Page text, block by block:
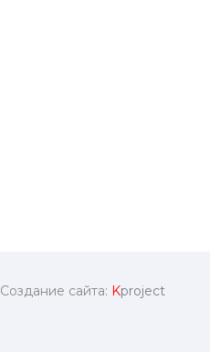
Создание сайта: Kproject